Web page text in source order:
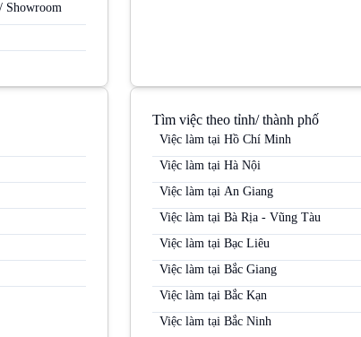
Showroom
mại
Tìm việc theo tỉnh/ thành phố
Việc làm tại Hồ Chí Minh
Việc làm tại Hà Nội
Việc làm tại An Giang
Việc làm tại Bà Rịa - Vũng Tàu
Việc làm tại Bạc Liêu
Việc làm tại Bắc Giang
Việc làm tại Bắc Kạn
Việc làm tại Bắc Ninh